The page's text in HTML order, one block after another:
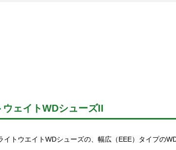
ェイトWDシューズII
イトウエイトWDシューズの、幅広（EEE）タイプの